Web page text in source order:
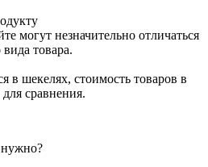
могут незначительно отличаться
товара.
в шекелях, стоимость товаров в
сравнения.